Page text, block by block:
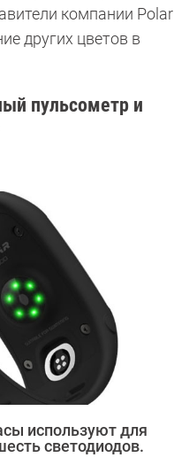
компании Polar
других цветов в
пульсометр и
используют для
светодиодов.